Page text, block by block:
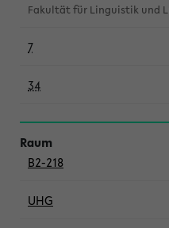
Fakultät für Linguistik und
7
34
B2-218
UHG